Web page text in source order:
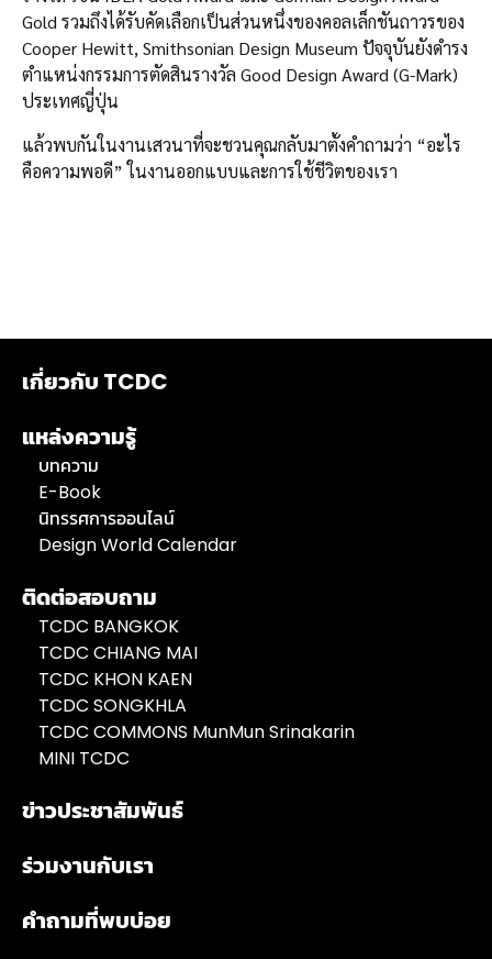
Gold รวมถึงได้รับคัดเลือกเป็นส่วนหนึ่งของคอลเล็กชันถาวรของ
Cooper Hewitt, Smithsonian Design Museum ปัจจุบันยังดำรง
ตำแหน่งกรรมการตัดสินรางวัล Good Design Award (G-Mark)
ประเทศญี่ปุ่น
แล้วพบกันในงานเสวนาที่จะชวนคุณกลับมาตั้งคำถามว่า “อะไร
คือความพอดี” ในงานออกแบบและการใช้ชีวิตของเรา
เกี่ยวกับ TCDC
แหล่งความรู้
บทความ
E-Book
นิทรรศการออนไลน์
Design World Calendar
ติดต่อสอบถาม
TCDC BANGKOK
TCDC CHIANG MAI
TCDC KHON KAEN
TCDC SONGKHLA
TCDC COMMONS MunMun Srinakarin
MINI TCDC
ข่าวประชาสัมพันธ์
ร่วมงานกับเรา
คำถามที่พบบ่อย